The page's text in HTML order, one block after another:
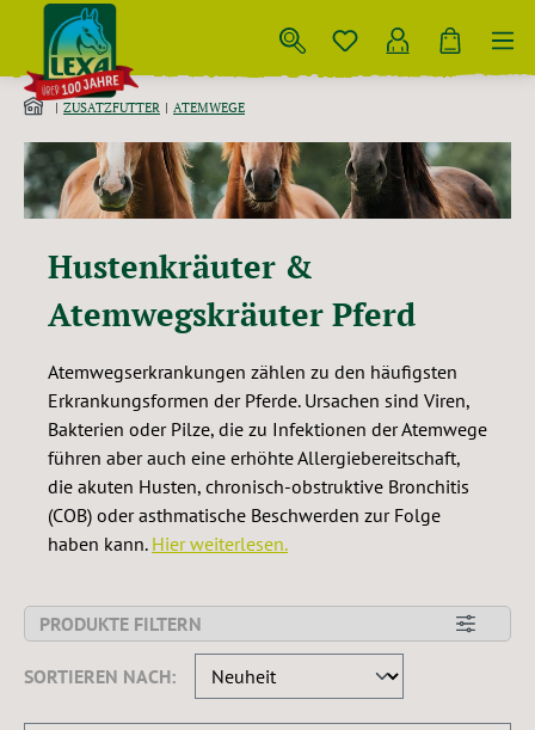
Zum Hauptinhalt springen
ZUSATZFUTTER ATEMWEGE
Hustenkräuter &
Atemwegskräuter Pferd
Atemwegserkrankungen zählen zu den häufigsten
Erkrankungsformen der Pferde. Ursachen sind Viren,
Bakterien oder Pilze, die zu Infektionen der Atemwege
führen aber auch eine erhöhte Allergiebereitschaft,
die akuten Husten, chronisch-obstruktive Bronchitis
(COB) oder asthmatische Beschwerden zur Folge
haben kann. Hier weiterlesen.
PRODUKTE FILTERN
SORTIEREN NACH: